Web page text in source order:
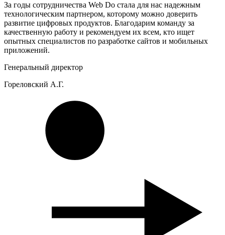
За годы сотрудничества Web Do стала для нас надежным
технологическим партнером, которому можно доверить
развитие цифровых продуктов. Благодарим команду за
качественную работу и рекомендуем их всем, кто ищет
опытных специалистов по разработке сайтов и мобильных
приложений.
Генеральный директор
Гореловский А.Г.